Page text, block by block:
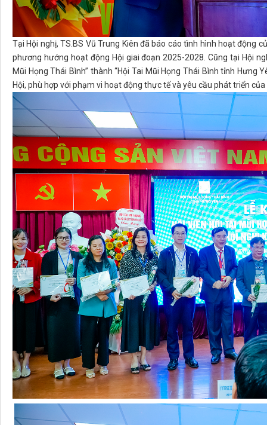
Tại Hội nghị, TS.BS Vũ Trung Kiên đã báo cáo tình hình hoạt động
phương hướng hoạt động Hội giai đoạn 2025-2028. Cũng tại Hội
Mũi Họng Thái Bình” thành “Hội Tai Mũi Họng Thái Bình tỉnh
Hội, phù hợp với phạm vi hoạt động thực tế và yêu cầu phát triển